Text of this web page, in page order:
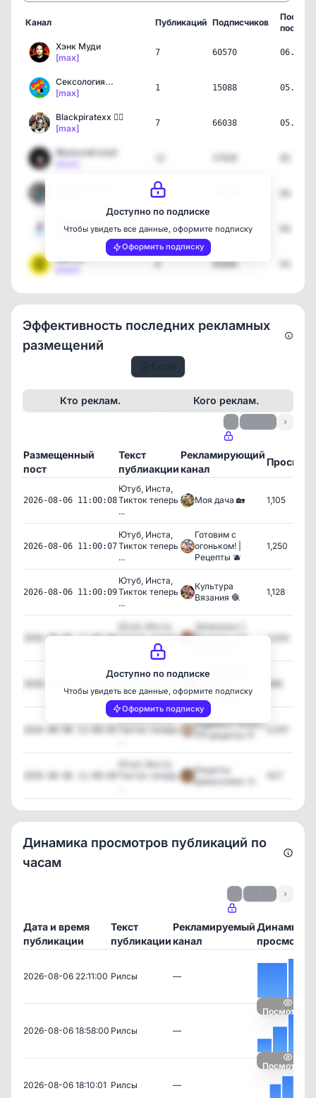
Канал Публикаций Подписчиков
пост
Хэнк Муди
[max]
7 60570
Сексология...
[max]
1 15088
Blackpiratexx 🏴‍☠️
[max]
7 66038
Мужской клуб
3
[max]
1 33944
8 95090
Доступно по подписке
Чтобы увидеть все данные, оформите подписку
Оформить подписку
Эффективность последних рекламных
размещений
Кто реклам. Кого реклам.
›
Размещенный
пост
Текст
публиакции
Рекламирующий
канал
2026-08-06 11:00:08
Ютуб, Инстa,
Тикток теперь
...
Моя дача 🏡 1,105
2026-08-06 11:00:07
Ютуб, Инстa,
Тикток теперь
...
Готовим с
огоньком! |
Рецепты 🫐
1,250
2026-08-06 11:00:09
Ютуб, Инстa,
Тикток теперь
...
Культура
Вязания 🧶
1,128
2026-08-06 11:00:06
Ютуб, Инстa,
Тикток теперь
Запекалыч |
Рецепты для
3,254
Ютуб, Инстa,
...
Сладкий мир |
десертов 🍰
468
Ютуб, Инстa,
Худеем и Точка |
ПП рецепты 🥦
2,097
Ютуб, Инстa,
Тикток теперь
Рецепты
домохозяек 🥘
407
Доступно по подписке
Чтобы увидеть все данные, оформите подписку
Оформить подписку
Динамика просмотров публикаций по
часам
›
Дата и время
публикации
Текст
публикации
Рекламируемый
канал
Динамика
2026-08-06 22:11:00 Рилсы —
Посмотреть
2026-08-06 18:58:00 Рилсы —
Посмотреть
2026-08-06 18:10:01 Рилсы —